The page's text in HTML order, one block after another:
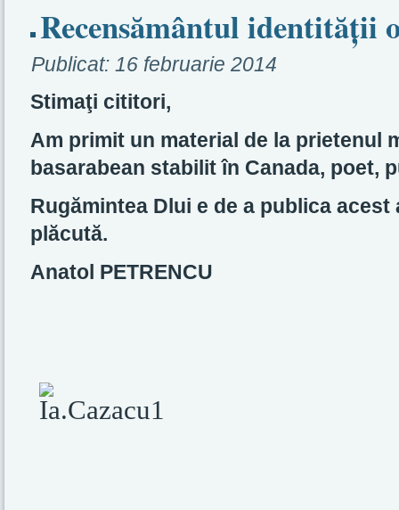
Recensământul
Publicat: 16 februarie 2014
Stimaţi cititori,
Am primit un material de la prietenul
basarabean stabilit în Canada, poet,
Rugămintea Dlui e de a publica
plăcută.
Anatol PETRENCU